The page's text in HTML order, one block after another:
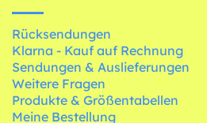
Rücksendungen
Klarna - Kauf auf Rechnung
Sendungen & Auslieferungen
Weitere Fragen
Produkte & Größentabellen
Meine Bestellung